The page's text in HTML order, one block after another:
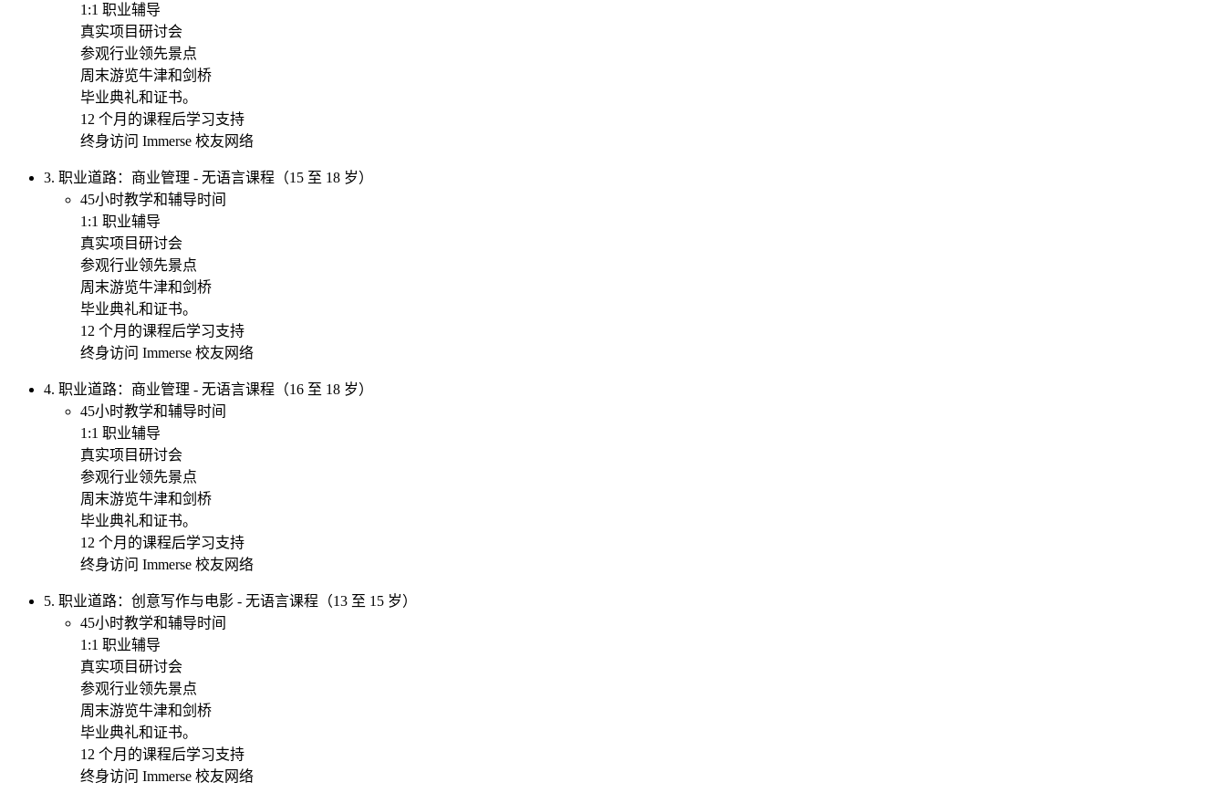
1:1 职业辅导
真实项目研讨会
参观行业领先景点
周末游览牛津和剑桥
毕业典礼和证书。
12 个月的课程后学习支持
终身访问 Immerse 校友网络
3. 职业道路：商业管理 - 无语言课程（15 至 18 岁）
45小时教学和辅导时间
1:1 职业辅导
真实项目研讨会
参观行业领先景点
周末游览牛津和剑桥
毕业典礼和证书。
12 个月的课程后学习支持
终身访问 Immerse 校友网络
4. 职业道路：商业管理 - 无语言课程（16 至 18 岁）
45小时教学和辅导时间
1:1 职业辅导
真实项目研讨会
参观行业领先景点
周末游览牛津和剑桥
毕业典礼和证书。
12 个月的课程后学习支持
终身访问 Immerse 校友网络
5. 职业道路：创意写作与电影 - 无语言课程（13 至 15 岁）
45小时教学和辅导时间
1:1 职业辅导
真实项目研讨会
参观行业领先景点
周末游览牛津和剑桥
毕业典礼和证书。
12 个月的课程后学习支持
终身访问 Immerse 校友网络